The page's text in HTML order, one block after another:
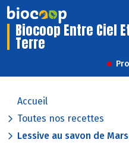
Biocoop Entre Ciel
Terre
Accueil
Toutes nos recettes
Lessive au savon de